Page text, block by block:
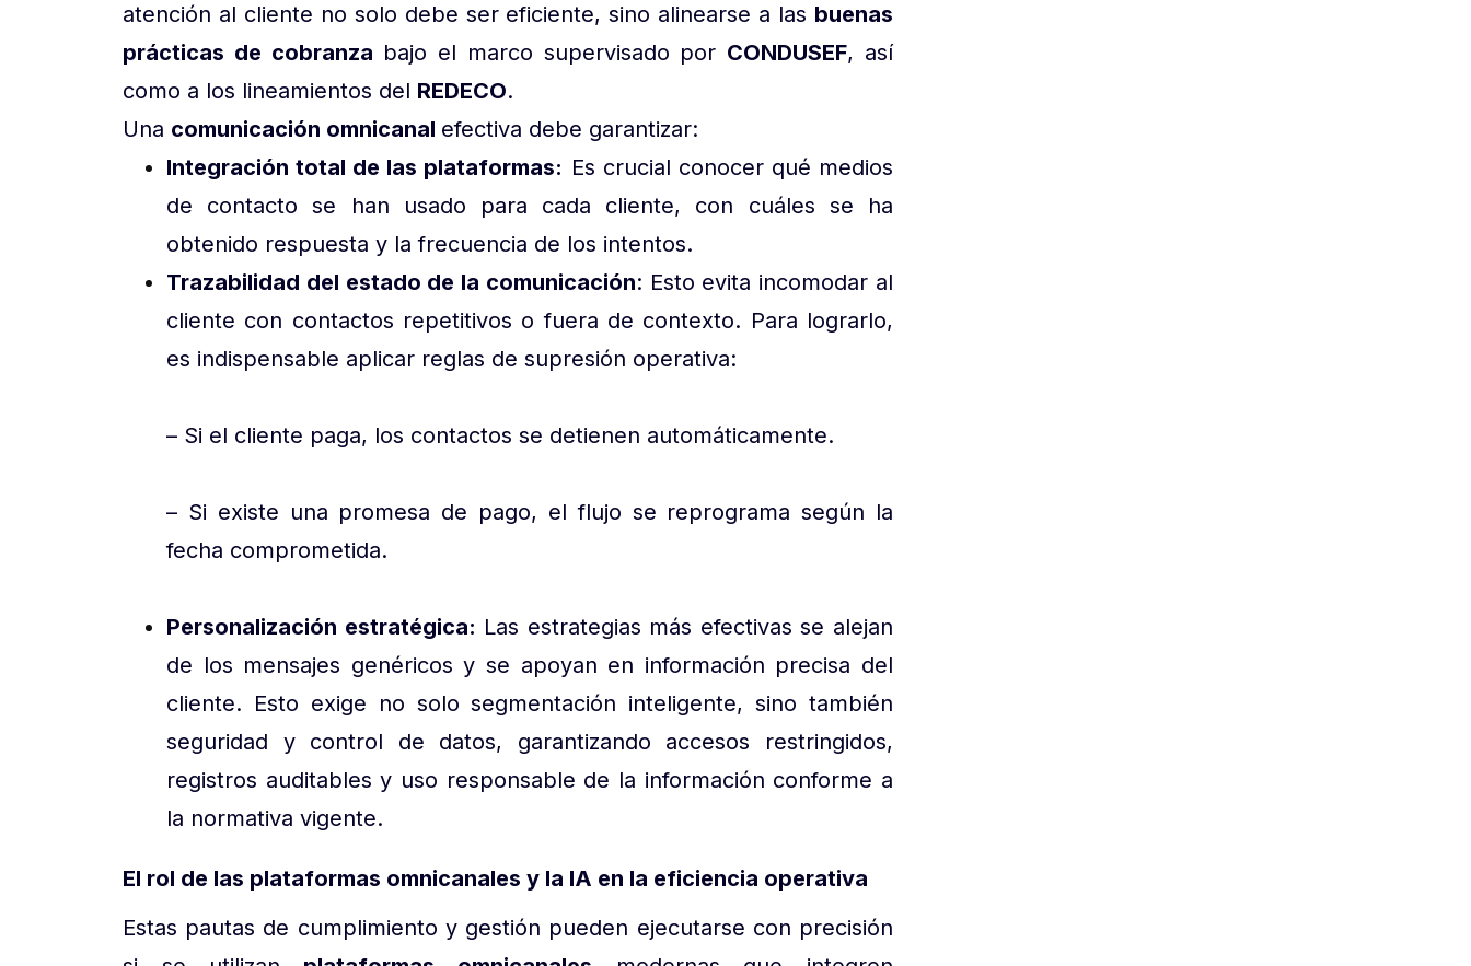
atención al cliente no solo debe ser eficiente, sino alinearse a las buenas
prácticas de cobranza bajo el marco supervisado por CONDUSEF, así
como a los lineamientos del REDECO.
Una comunicación omnicanal efectiva debe garantizar:
Integración total de las plataformas: Es crucial conocer qué medios
de contacto se han usado para cada cliente, con cuáles se ha
obtenido respuesta y la frecuencia de los intentos.
Trazabilidad del estado de la comunicación: Esto evita incomodar al
cliente con contactos repetitivos o fuera de contexto. Para lograrlo,
es indispensable aplicar reglas de supresión operativa:
– Si el cliente paga, los contactos se detienen automáticamente.
– Si existe una promesa de pago, el flujo se reprograma según la
fecha comprometida.
Personalización estratégica: Las estrategias más efectivas se alejan
de los mensajes genéricos y se apoyan en información precisa del
cliente. Esto exige no solo segmentación inteligente, sino también
seguridad y control de datos, garantizando accesos restringidos,
registros auditables y uso responsable de la información conforme a
la normativa vigente.
El rol de las plataformas omnicanales y la IA en la eficiencia operativa
Estas pautas de cumplimiento y gestión pueden ejecutarse con precisión